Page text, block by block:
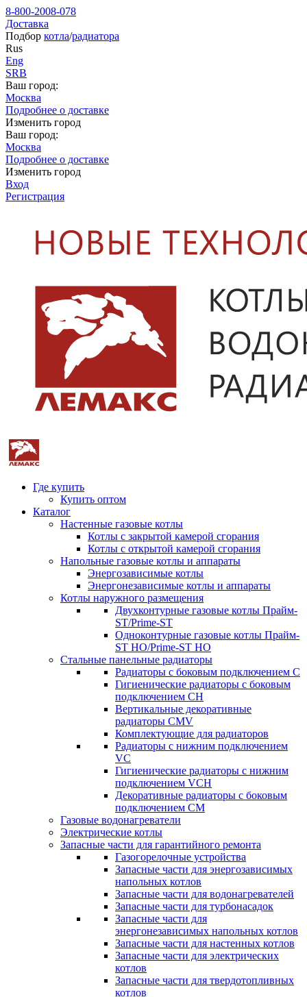
8-800-2008-078
Доставка
Подбор котла/радиатора
Rus
Eng
SRB
Ваш город:
Москва
Подробнее о доставке
Изменить город
Ваш город:
Москва
Подробнее о доставке
Изменить город
Вход
Регистрация
Где купить
Купить оптом
Каталог
Настенные газовые котлы
Котлы с закрытой камерой сгорания
Котлы с открытой камерой сгорания
Напольные газовые котлы и аппараты
Энергозависимые котлы
Энергонезависимые котлы и аппараты
Котлы наружного размещения
Двухконтурные газовые котлы Прайм-
ST/Prime-ST
Одноконтурные газовые котлы Прайм-
ST HO/Prime-ST HO
Стальные панельные радиаторы
Радиаторы c боковым подключением C
Гигиенические радиаторы c боковым
подключением CH
Вертикальные декоративные
радиаторы CMV
Комплектующие для радиаторов
Радиаторы c нижним подключением
VC
Гигиенические радиаторы c нижним
подключением VCH
Декоративные радиаторы с боковым
подключением CM
Газовые водонагреватели
Электрические котлы
Запасные части для гарантийного ремонта
Газогорелочные устройства
Запасные части для энергозависимых
напольных котлов
Запасные части для водонагревателей
Запасные части для турбонасадок
Запасные части для
энергонезависимых напольных котлов
Запасные части для настенных котлов
Запасные части для электрических
котлов
Запасные части для твердотопливных
котлов